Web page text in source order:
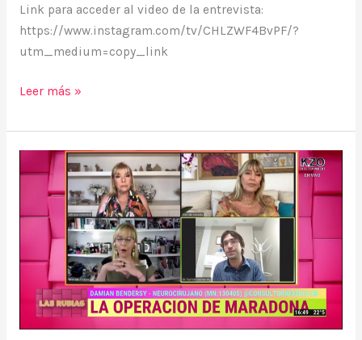
Link para acceder al video de la entrevista:
https://www.instagram.com/tv/CHLZWF4BvPF/?
utm_medium=copy_link
Leer más »
(Entrevista
en
Rubias)
Operación
de
Diego